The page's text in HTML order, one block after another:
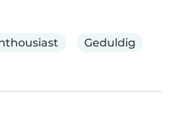
Geduldig